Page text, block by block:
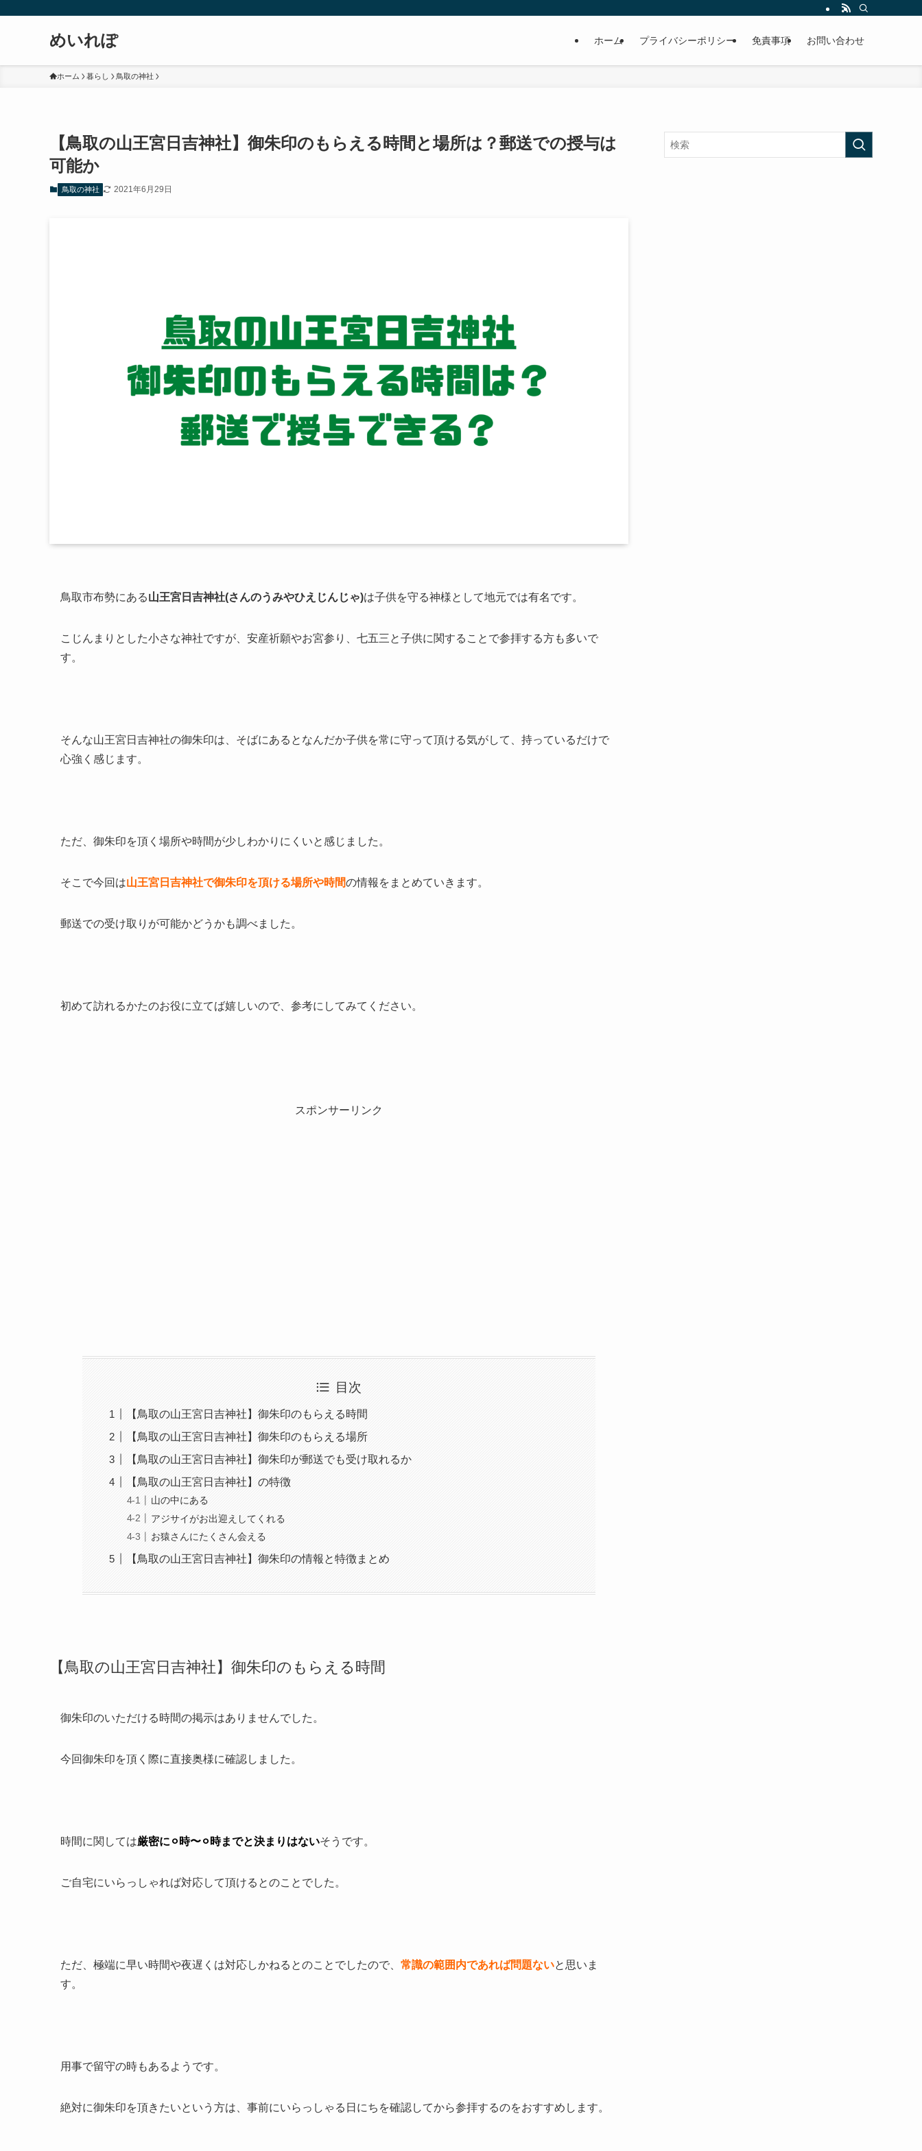
めいれぽ ホーム プライバシーポリシー 免責事項 お問い合わせ
ホーム 暮らし 鳥取の神社
【鳥取の山王宮日吉神社】御朱印のもらえる時間と場所は？郵送での授与は
可能か
鳥取の神社 2021年6月29日
鳥取市布勢にある山王宮日吉神社(さんのうみやひえじんじゃ)は子供を守る神様として地元では有名です。
こじんまりとした小さな神社ですが、安産祈願やお宮参り、七五三と子供に関することで参拝する方も多いで
す。
そんな山王宮日吉神社の御朱印は、そばにあるとなんだか子供を常に守って頂ける気がして、持っているだけで
心強く感じます。
ただ、御朱印を頂く場所や時間が少しわかりにくいと感じました。
そこで今回は山王宮日吉神社で御朱印を頂ける場所や時間の情報をまとめていきます。
郵送での受け取りが可能かどうかも調べました。
初めて訪れるかたのお役に立てば嬉しいので、参考にしてみてください。
スポンサーリンク
目次
【鳥取の山王宮日吉神社】御朱印のもらえる時間
【鳥取の山王宮日吉神社】御朱印のもらえる場所
【鳥取の山王宮日吉神社】御朱印が郵送でも受け取れるか
【鳥取の山王宮日吉神社】の特徴
山の中にある
アジサイがお出迎えしてくれる
お猿さんにたくさん会える
【鳥取の山王宮日吉神社】御朱印の情報と特徴まとめ
【鳥取の山王宮日吉神社】御朱印のもらえる時間
御朱印のいただける時間の掲示はありませんでした。
今回御朱印を頂く際に直接奥様に確認しました。
時間に関しては厳密に⚪︎時〜⚪︎時までと決まりはないそうです。
ご自宅にいらっしゃれば対応して頂けるとのことでした。
ただ、極端に早い時間や夜遅くは対応しかねるとのことでしたので、 常識の範囲内であれば問題ないと思いま
す。
用事で留守の時もあるようです。
絶対に御朱印を頂きたいという方は、事前にいらっしゃる日にちを確認してから参拝するのをおすすめします。